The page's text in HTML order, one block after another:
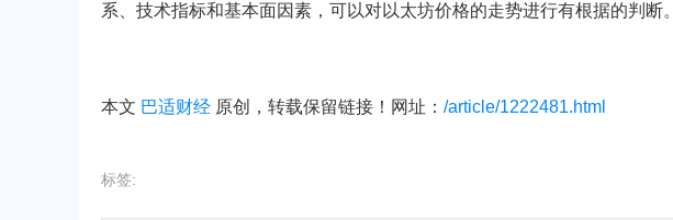
系、技术指标和基本面因素，可以对以太坊价格的走势进行有根据的判断。
本文 巴适财经 原创，转载保留链接！网址： /article/1222481.html
标签: